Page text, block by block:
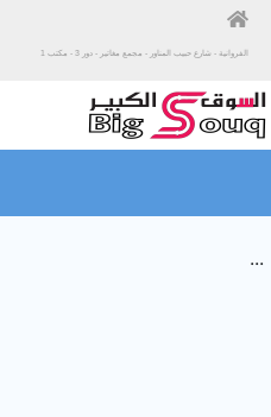
الفروانية - شارع حبيب المناور - مجمع مغاتير - دور 3 - مكتب 1